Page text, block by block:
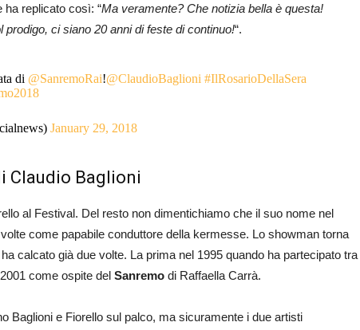
ha replicato così: “Ma veramente? Che notizia bella è questa!
ci siano 20 anni di feste di continuo!“.
di @SanremoRai!@ClaudioBaglioni #IlRosarioDellaSera
January 29, 2018
Claudio Baglioni
al Festival. Del resto non dimentichiamo che il suo nome nel
come papabile conduttore della kermesse. Lo showman torna
calcato già due volte. La prima nel 1995 quando ha partecipato tra
come ospite del Sanremo di Raffaella Carrà.
Baglioni e Fiorello sul palco, ma sicuramente i due artisti